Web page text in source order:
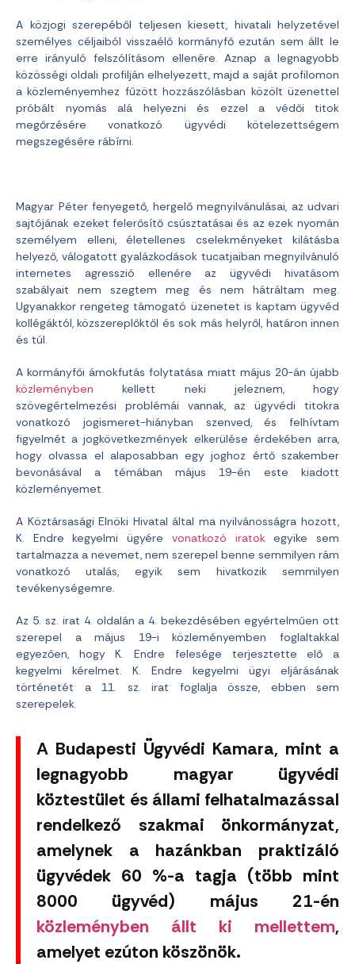
A közjogi szerepéből teljesen kiesett, hivatali helyzetével
személyes céljaiból visszaélő kormányfő ezután sem állt le
erre irányuló felszólításom ellenére. Aznap a legnagyobb
közösségi oldali profilján elhelyezett, majd a saját profilomon
a közleményemhez fűzött hozzászólásban közölt üzenettel
próbált nyomás alá helyezni és ezzel a védői titok
megőrzésére vonatkozó ügyvédi kötelezettségem
megszegésére rábírni.
Magyar Péter fenyegető, hergelő megnyilvánulásai, az udvari
sajtójának ezeket felerősítő csúsztatásai és az ezek nyomán
személyem elleni, életellenes cselekményeket kilátásba
helyező, válogatott gyalázkodások tucatjaiban megnyilvánuló
internetes agresszió ellenére az ügyvédi hivatásom
szabályait nem szegtem meg és nem hátráltam meg.
Ugyanakkor rengeteg támogató üzenetet is kaptam ügyvéd
kollégáktól, közszereplőktől és sok más helyről, határon innen
és túl.
A kormányfői ámokfutás folytatása miatt május 20-án újabb
közleményben kellett neki jeleznem, hogy
szövegértelmezési problémái vannak, az ügyvédi titokra
vonatkozó jogismeret-hiányban szenved, és felhívtam
figyelmét a jogkövetkezmények elkerülése érdekében arra,
hogy olvassa el alaposabban egy joghoz értő szakember
bevonásával a témában május 19-én este kiadott
közleményemet.
A Köztársasági Elnöki Hivatal által ma nyilvánosságra hozott,
K. Endre kegyelmi ügyére vonatkozó iratokegyike sem
tartalmazza a nevemet, nem szerepel benne semmilyen rám
vonatkozó utalás, egyik sem hivatkozik semmilyen
tevékenységemre.
Az 5. sz. irat 4. oldalán a 4. bekezdésében egyértelműen ott
szerepel a május 19-i közleményemben foglaltakkal
egyezően, hogy K. Endre felesége terjesztette elő a
kegyelmi kérelmet. K. Endre kegyelmi ügyi eljárásának
történetét a 11. sz. irat foglalja össze, ebben sem
szerepelek.
A Budapesti Ügyvédi Kamara, mint a
legnagyobb magyar ügyvédi
köztestület és állami felhatalmazással
rendelkező szakmai önkormányzat,
amelynek a hazánkban praktizáló
ügyvédek 60 %-a tagja (több mint
8000 ügyvéd) május 21-én
közleményben állt ki mellettem,
amelyet ezúton köszönök.